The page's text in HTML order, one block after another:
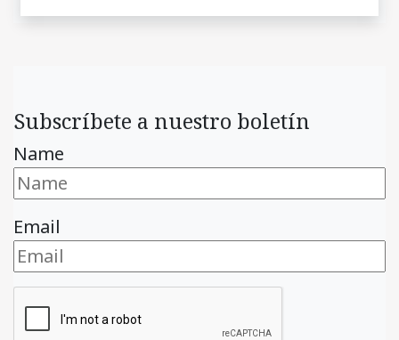
Subscríbete a nuestro boletín
Name
Email